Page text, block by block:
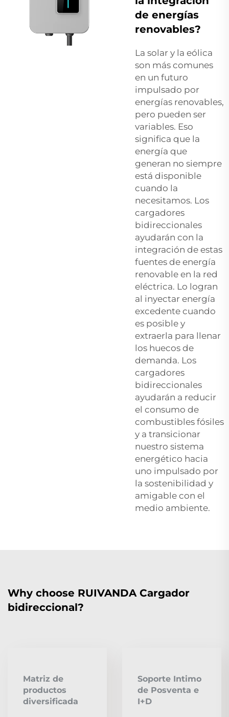
de energías
renovables?
La solar y la eólica
son más comunes
en un futuro
impulsado por
energías renovables,
pero pueden ser
variables. Eso
significa que la
energía que
generan no siempre
está disponible
cuando la
necesitamos. Los
cargadores
bidireccionales
ayudarán con la
integración de estas
fuentes de energía
renovable en la red
eléctrica. Lo logran
al inyectar energía
excedente cuando
es posible y
extraerla para llenar
los huecos de
demanda. Los
cargadores
bidireccionales
ayudarán a reducir
el consumo de
combustibles fósiles
y a transicionar
nuestro sistema
energético hacia
uno impulsado por
la sostenibilidad y
amigable con el
medio ambiente.
Why choose RUIVANDA Cargador
bidireccional?
Matriz de
productos
diversificada
Soporte Intimo
de Posventa e
I+D